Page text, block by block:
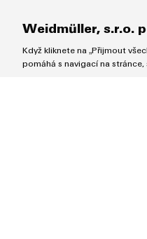
Weidmüller, s.r.o.
Když kliknete na „Přijmout
pomáhá s navigací na stránce,